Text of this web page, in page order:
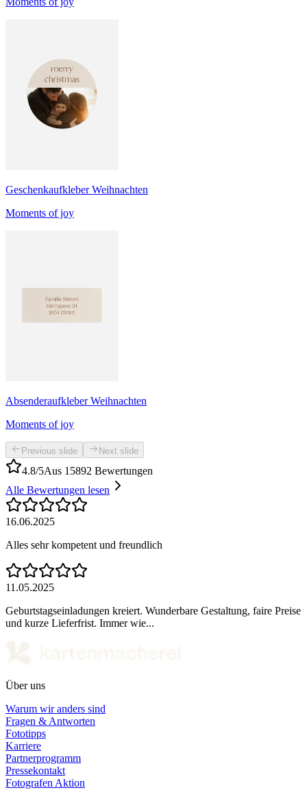
Geschenkaufkleber Weihnachten
Moments of joy
Absenderaufkleber Weihnachten
Moments of joy
Previous slide Next slide
4.8/5Aus 15892 Bewertungen
Alle Bewertungen lesen
16.06.2025
Alles sehr kompetent und freundlich
11.05.2025
Geburtstagseinladungen kreiert. Wunderbare Gestaltung, faire Preise
und kurze Lieferfrist. Immer wie...
Über uns
Warum wir anders sind
Fragen & Antworten
Fototipps
Karriere
Partnerprogramm
Pressekontakt
Fotografen Aktion